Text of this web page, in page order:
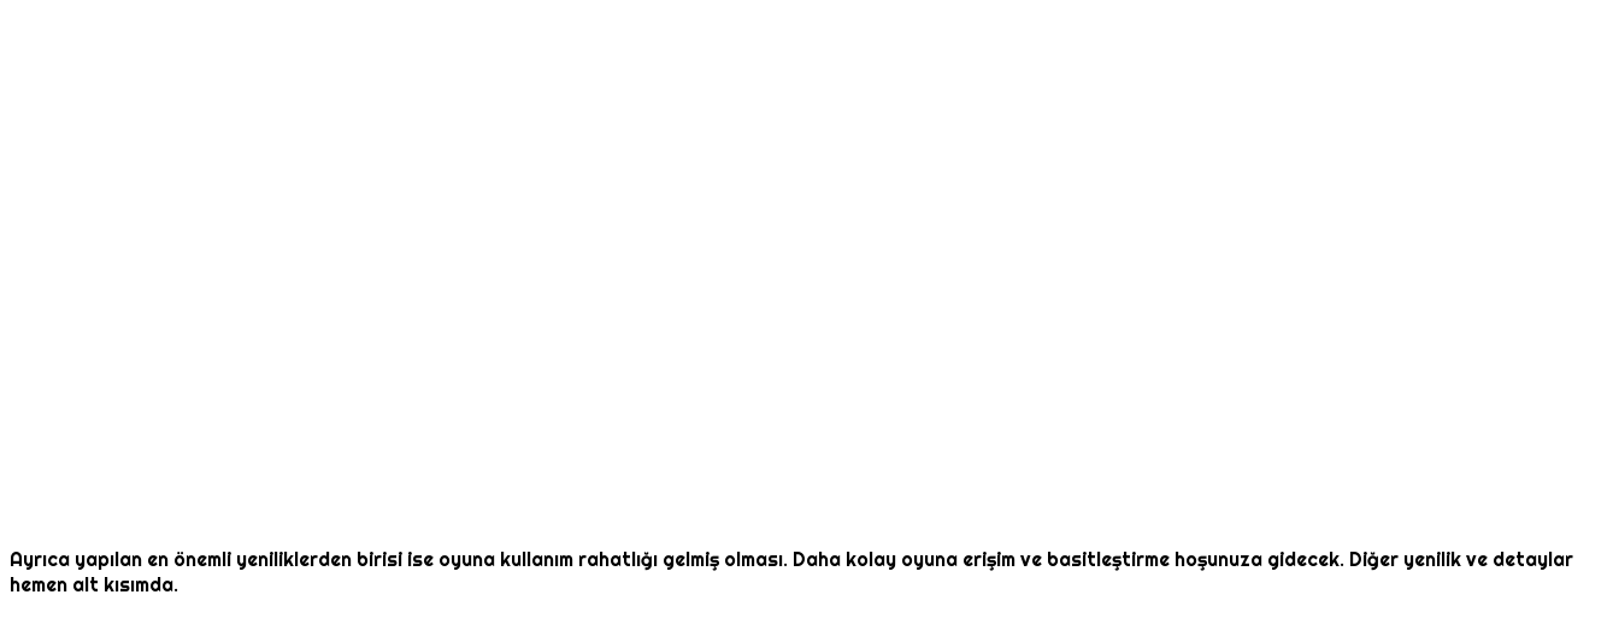
Ayrıca yapılan en önemli yeniliklerden birisi ise oyuna kullanım rahatlığı gelmiş olması. Daha kolay oyuna erişim ve basitleştirme hoşunuza gidecek. Diğer yenilik ve detaylar
hemen alt kısımda.